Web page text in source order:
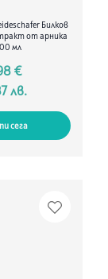
Билков
от арника
мл
€
лв.
сега